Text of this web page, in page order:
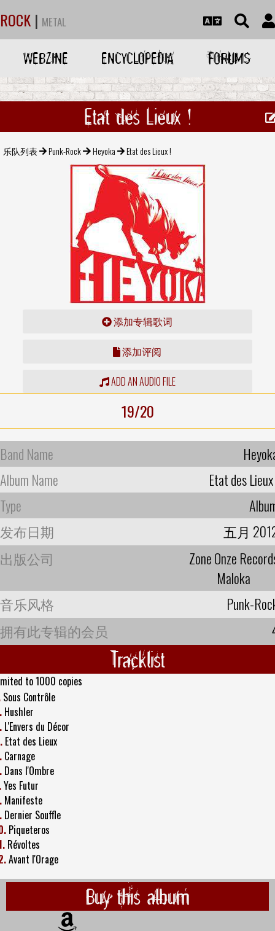
ROCK | METAL
WEBZINE ENCYCLOPEDIA FORUMS
Etat des Lieux !
乐队列表 Punk-Rock Heyoka Etat des Lieux !
添加专辑歌词
添加评阅
ADD AN AUDIO FILE
19/20
Band Name
Album Name
Etat des
Type
发布日期
五月
出版公司
Zone Onze
Maloka
音乐风格
Punk-
拥有此专辑的会员
Tracklist
to 1000 copies
Sous Contrôle
Hushler
L'Envers du Décor
Etat des Lieux
Carnage
Dans l'Ombre
Yes Futur
Manifeste
Dernier Souffle
Piqueteros
Révoltes
Avant l'Orage
Buy this album